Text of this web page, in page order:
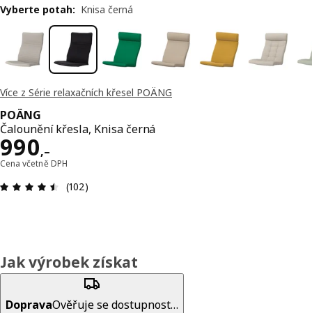
Více z Série relaxačních křesel POÄNG
POÄNG
Čalounění křesla, Knisa černá
990,–
Cena 990,–
Cena včetně DPH
(102)
Vyberte potah: Knisa černá
Jak výrobek získat
DopravaOvěřuje se dostupnost…